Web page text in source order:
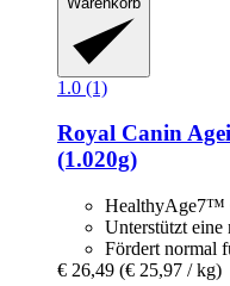
1.0 (1)
Royal Canin
(1.020g)
HealthyAge7™
Unterstützt eine
Fördert normal
€ 26,49 (€ 25,97 / kg)